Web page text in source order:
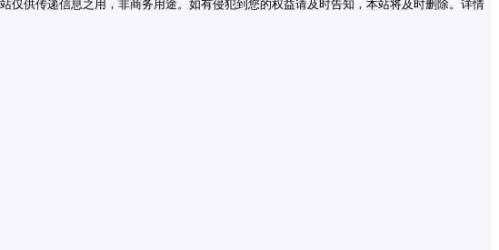
仅供传递信息之用，非商务用途。如有侵犯到您的权益请及时告知，本站将及时删除。详情